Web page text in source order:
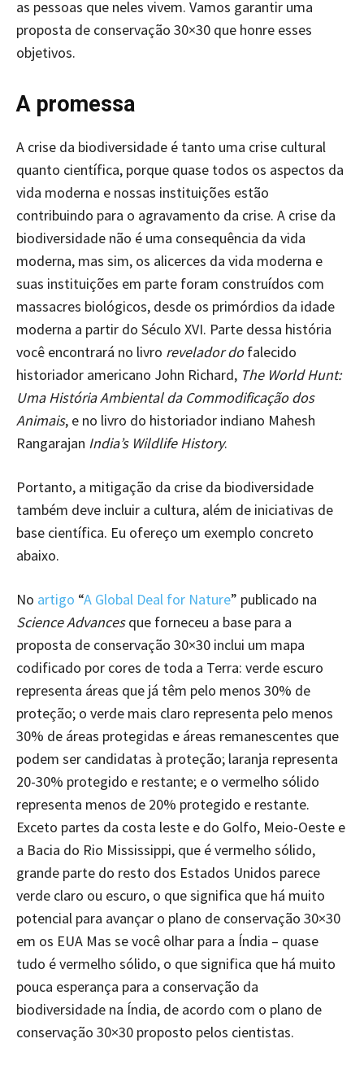
as pessoas que neles vivem. Vamos garantir uma
proposta de conservação 30×30 que honre esses
objetivos.
A promessa
A crise da biodiversidade é tanto uma crise cultural
quanto científica, porque quase todos os aspectos da
vida moderna e nossas instituições estão
contribuindo para o agravamento da crise. A crise da
biodiversidade não é uma consequência da vida
moderna, mas sim, os alicerces da vida moderna e
suas instituições em parte foram construídos com
massacres biológicos, desde os primórdios da idade
moderna a partir do Século XVI. Parte dessa história
você encontrará no livro revelador dofalecido
historiador americano John Richard, The World Hunt:
Uma História Ambiental da Commodificação dos
Animais, e no livro do historiador indiano Mahesh
Rangarajan India’s Wildlife History.
Portanto, a mitigação da crise da biodiversidade
também deve incluir a cultura, além de iniciativas de
base científica. Eu ofereço um exemplo concreto
abaixo.
No artigo “A Global Deal for Nature” publicado na
Science Advancesque forneceu a base para a
proposta de conservação 30×30 inclui um mapa
codificado por cores de toda a Terra: verde escuro
representa áreas que já têm pelo menos 30% de
proteção; o verde mais claro representa pelo menos
30% de áreas protegidas e áreas remanescentes que
podem ser candidatas à proteção; laranja representa
20-30% protegido e restante; e o vermelho sólido
representa menos de 20% protegido e restante.
Exceto partes da costa leste e do Golfo, Meio-Oeste e
a Bacia do Rio Mississippi, que é vermelho sólido,
grande parte do resto dos Estados Unidos parece
verde claro ou escuro, o que significa que há muito
potencial para avançar o plano de conservação 30×30
em os EUA Mas se você olhar para a Índia – quase
tudo é vermelho sólido, o que significa que há muito
pouca esperança para a conservação da
biodiversidade na Índia, de acordo com o plano de
conservação 30×30 proposto pelos cientistas.